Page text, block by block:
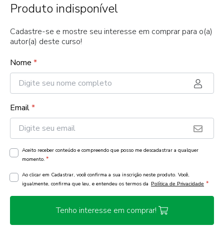
Produto indisponível
Cadastre-se e mostre seu interesse em comprar para o(a)
autor(a) deste curso!
Nome *
Email*
Aceito receber conteúdo e compreendo que posso me descadastrar a qualquer
momento. *
Ao clicar em Cadastrar, você confirma a sua inscrição neste produto. Você,
igualmente, confirma que leu, e entendeu os termos da Política de Privacidade *
Tenho interesse em comprar!